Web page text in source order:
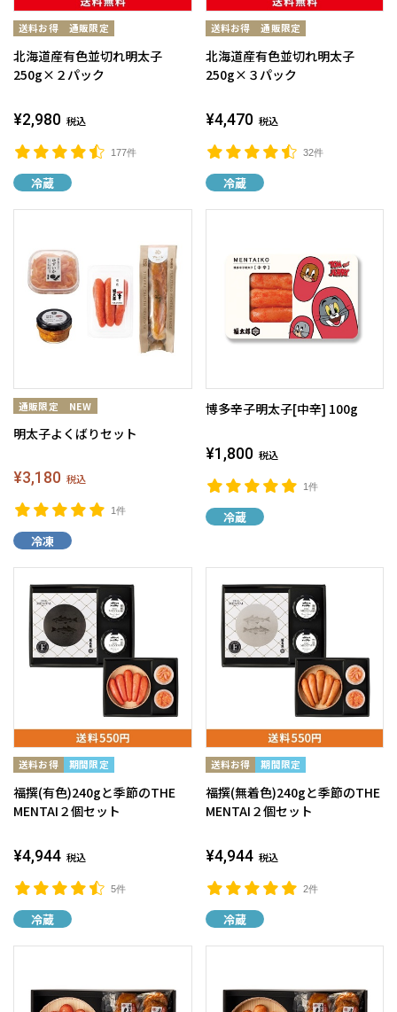
北海道産有色並切れ明太子
250g×２パック
177件
¥2,980 税込
冷蔵
北海道産有色並切れ明太子
250g×３パック
32件
¥4,470 税込
冷蔵
明太子よくばりセット
1件
¥3,180 税込
冷凍
博多辛子明太子[中辛] 100g
1件
¥1,800 税込
冷蔵
福撰(有色)240gと季節のTHE
MENTAI２個セット
5件
¥4,944 税込
冷蔵
福撰(無着色)240gと季節のTHE
MENTAI２個セット
2件
¥4,944 税込
冷蔵